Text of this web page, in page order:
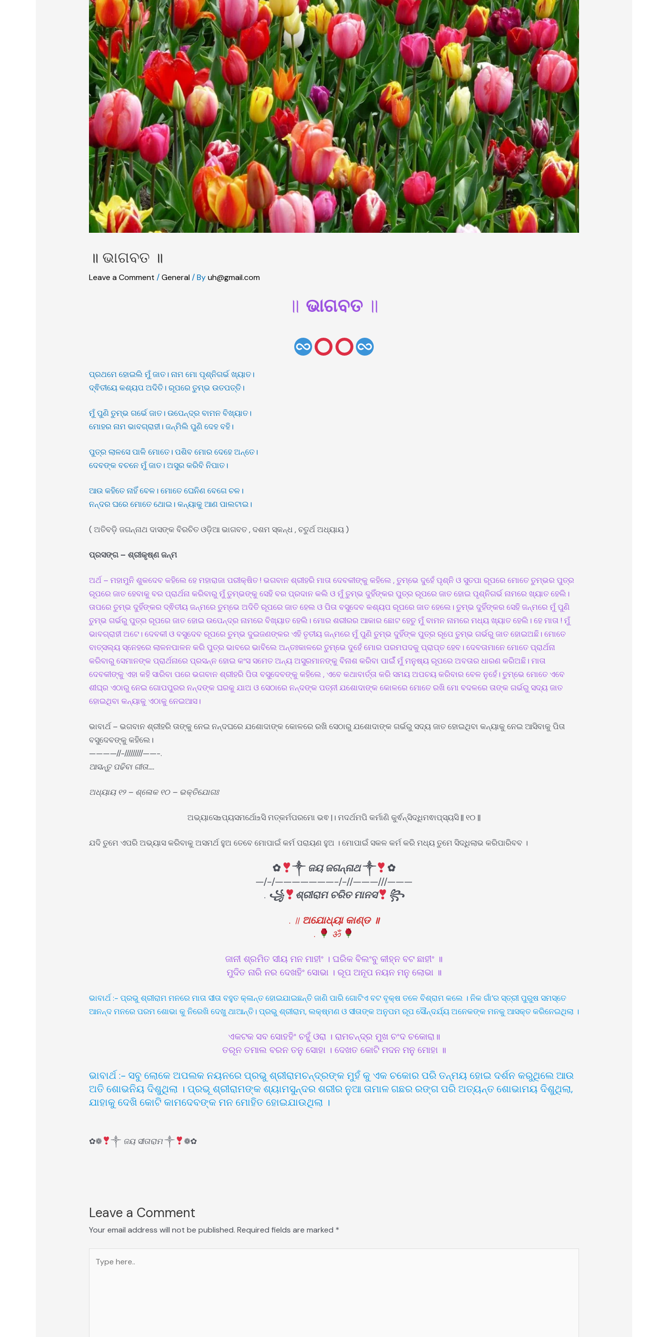
॥ ଭାଗବତ ॥
Leave a Comment /General / Byuh@gmail.com
॥ ଭାଗବତ॥
ପ୍ରଥମେ ହୋଇଲି ମୁଁ ଜାତ। ନାମ ମୋ ପୃଶ୍ନିଗର୍ଭ ଖ୍ୟାତ।
ଦ୍ଵିତୀୟେ କଶ୍ୟପ ଅଦିତି। ରୂପରେ ତୁମ୍ଭ ଉତପତ୍ତି।
ମୁଁ ପୁଣି ତୁମ୍ଭ ଗର୍ଭେ ଜାତ। ଉପେନ୍ଦ୍ର ବାମନ ବିଖ୍ୟାତ।
ମୋହର ନାମ ଭାବଗ୍ରାହୀ। ଜନ୍ମିଲି ପୁଣି ଦେହ ବହି।
ପୁତ୍ର ଲାଳସେ ପାଳି ମୋତେ। ପଶିବ ମୋର ଦେହେ ଅନ୍ତେ।
ଦେବଙ୍କ ବଚନେ ମୁଁ ଜାତ। ଅସୁର କରିବି ନିପାତ।
ଆଉ କହିତେ ନାହିଁ ବେଳ। ମୋତେ ଘେନିଣ ବେଗେ ଚଳ।
ନନ୍ଦର ଘରେ ମୋତେ ଥୋଇ। କନ୍ୟାକୁ ଆଣ ପାଲଟା‌ଇ।
( ଅତିବଡ଼ି ଜଗନ୍ନାଥ ଦାସଙ୍କ ବିରଚିତ ଓଡ଼ିଆ ଭାଗବତ , ଦଶମ ସ୍କନ୍ଧ , ଚତୁର୍ଥ ଅଧ୍ୟାୟ )
ପ୍ରସଙ୍ଗ – ଶ୍ରୀକୃଷ୍ଣ ଜନ୍ମ
ଅର୍ଥ – ମହାମୁନି ଶୁକଦେବ କହିଲେ ହେ ମହାରାଜା ପରୀକ୍ଷିତ ! ଭଗବାନ ଶ୍ରୀହରି ମାତା ଦେବକୀଙ୍କୁ କହିଲେ , ତୁମ୍ଭେ ଦୁହେଁ ପୃଶ୍ନି ଓ ସୁତପା ରୂପରେ ମୋତେ ତୁମ୍ଭର ପୁତ୍ର
ରୂପରେ ଜାତ ହେବାକୁ ବର ପ୍ରାର୍ଥନା କରିବାରୁ ମୁଁ ତୁମ୍ଭଙ୍କୁ ସେହି ବର ପ୍ରଦାନ କଲି ଓ ମୁଁ ତୁମ୍ଭ ଦୁହିଁଙ୍କର ପୁତ୍ର ରୂପରେ ଜାତ ହୋଇ ପୃଶ୍ନିଗର୍ଭ ନାମରେ ଖ୍ୟାତ ହେଲି।
ତାପରେ ତୁମ୍ଭ ଦୁହିଁଙ୍କର ଦ୍ଵିତୀୟ ଜନ୍ମରେ ତୁମ୍ଭେ ଅଦିତି ରୂପରେ ଜାତ ହେଲ ଓ ପିତା ବସୁଦେବ କଶ୍ୟପ ରୂପରେ ଜାତ ହେଲେ। ତୁମ୍ଭ ଦୁହିଁଙ୍କର ସେହି ଜନ୍ମରେ ମୁଁ ପୁଣି
ତୁମ୍ଭ ଗର୍ଭରୁ ପୁତ୍ର ରୂପରେ ଜାତ ହୋଇ ଉପେନ୍ଦ୍ର ନାମରେ ବିଖ୍ୟାତ ହେଲି। ମୋର ଶରୀରର ଆକାର ଛୋଟ ହେତୁ ମୁଁ ବାମନ ନାମରେ ମଧ୍ୟ ଖ୍ୟାତ ହେଲି। ହେ ମାତା ! ମୁଁ
ଭାବଗ୍ରାହୀ ଅଟେ। ଦେବକୀ ଓ ବସୁଦେବ ରୂପରେ ତୁମ୍ଭ ଦୁଇଜଣଙ୍କର ଏହି ତୃତୀୟ ଜନ୍ମରେ ମୁଁ ପୁଣି ତୁମ୍ଭ ଦୁହିଁଙ୍କ ପୁତ୍ର ରୂପେ ତୁମ୍ଭ ଗର୍ଭରୁ ଜାତ ହୋଇଅଛି। ମୋତେ
ବାତ୍ସଲ୍ୟ ସ୍ନେହରେ ଲାଳନପାଳନ କରି ପୁତ୍ର ଭାବରେ ଭାବିଲେ ଅନ୍ତଃକାଳରେ ତୁମ୍ଭେ ଦୁହେଁ ମୋର ପରମପଦକୁ ପ୍ରାପ୍ତ ହେବ। ଦେବତାମାନେ ମୋତେ ପ୍ରାର୍ଥନା
କରିବାରୁ ସେମାନଙ୍କ ପ୍ରାର୍ଥନାରେ ପ୍ରସନ୍ନ ହୋଇ କଂସ ସମେତ ଅନ୍ୟ ଅସୁରମାନଙ୍କୁ ବିନାଶ କରିବା ପାଇଁଁ ମୁଁ ମନୁଷ୍ୟ ରୂପରେ ଅବତାର ଧାରଣ କରିଅଛି। ମାତା
ଦେବକୀଙ୍କୁ ଏହା କହି ସାରିବା ପରେ ଭଗବାନ ଶ୍ରୀହରି ପିତା ବସୁଦେବଙ୍କୁ କହିଲେ , ଏବେ କଥାବାର୍ତ୍ତା କରି ସମୟ ଅପଚୟ କରିବାର ବେଳ ନୁହେଁ। ତୁମ୍ଭେ ମୋତେ ଏବେ
ଶୀଘ୍ର ଏଠାରୁ ନେଇ ଗୋପପୁରର ନନ୍ଦଙ୍କ ଘରକୁ ଯାଅ ଓ ସେଠାରେ ନନ୍ଦଙ୍କ ପତ୍ନୀ ଯଶୋଦାଙ୍କ କୋଳରେ ମୋତେ ରଖି ମୋ ବଦଳରେ ତାଙ୍କ ଗର୍ଭରୁ ସଦ୍ୟ ଜାତ
ହୋଇଥିବା କନ୍ୟାକୁ ଏଠାକୁ ନେଇଆସ।
ଭାବାର୍ଥ – ଭଗବାନ ଶ୍ରୀହରି ତାଙ୍କୁ ନେଇ ନନ୍ଦଘରେ ଯଶୋଦାଙ୍କ କୋଳରେ ରଖି ସେଠାରୁ ଯଶୋଦାଙ୍କ ଗର୍ଭରୁ ସଦ୍ୟ ଜାତ ହୋଇଥିବା କନ୍ୟାକୁ ନେଇ ଆସିବାକୁ ପିତା
ବସୁଦେବଙ୍କୁ କହିଲେ।
————//-/////////——-.
ଆସନ୍ତୁ ପଢିବା ଗୀତା….
ଅଧ୍ୟାୟ ୧୨ – ଶ୍ଳୋକ ୧୦ – ଭକ୍ତିଯୋଗଃ
ଅଭ୍ୟାସେ‌உପ୍ୟସମର୍ଥୋ‌உସି ମତ୍କର୍ମପରମୋ ଭଵ |। ମଦର୍ଥମପି କର୍ମାଣି କୁର୍ଵନ୍ସିଦ୍ଧିମଵାପ୍ସ୍ୟସି || ୧୦ ||
ଯଦି ତୁମେ ଏପରି ଅଭ୍ୟାସ କରିବାକୁ ଅସମର୍ଥ ହୁଅ ତେବେ ମୋପାଇଁ କର୍ମ ପରାୟଣ ହୁଅ । ମୋପାଇଁ ସକଳ କର୍ମ କରି ମଧ୍ୟ ତୁମେ ସିଦ୍ଧିଲାଭ କରିପାରିବବ ।
✿ ༒ ଜୟ ଜଗନ୍ନାଥ༒
✿
—/-/———————-/-//———///———
. ꧁ ଶ୍ରୀରାମ ଚରିତ ମାନସ
꧂
. ॥ ଅଯୋଧ୍ୟା କାଣ୍ଡ ॥
.
ॐ
ଜାନୀ ଶ୍ରମିତ ସୀୟ ମନ ମାହୀଂ । ଘରିକ ବିଲଂବୁ କୀହ୍ନ ବଟ ଛାହୀଂ ॥
ମୁଦିତ ନାରି ନର ଦେଖହିଂ ସୋଭା । ରୂପ ଅନୂପ ନୟନ ମନୁ ଲୋଭା ॥
ଭାବାର୍ଥ :- ପ୍ରଭୁ ଶ୍ରୀରାମ ମନରେ ମାତା ସୀତା ବହୁତ କ୍ଳାନ୍ତ ହୋଇଯାଇଛନ୍ତି ଜାଣି ପାରି ଗୋଟିଏ ବଟ ବୃକ୍ଷ ତଳେ ବିଶ୍ରାମ କଲେ । ନିକ ଗାଁ’ର ସ୍ତ୍ରୀ ପୁରୁଷ ସମସ୍ତେ
ଆନନ୍ଦ ମନରେ ପରମ ଶୋଭା କୁ ନିରେଖି ଦେଖୁ ଥାଆନ୍ତି। ପ୍ରଭୁ ଶ୍ରୀରାମ, ଲକ୍ଷ୍ମଣ ଓ ସୀତାଙ୍କ ଅନୁପମ ରୂପ ସୌନ୍ଦର୍ଯ୍ୟ ଅନେକଙ୍କ ମନକୁ ଆସକ୍ତ କରିନେଇଥିଲା ।
ଏକଟକ ସବ ସୋହହିଂ ଚହୁଁ ଓରା । ରାମଚନ୍ଦ୍ର ମୁଖ ଚଂଦ ଚକୋରା॥
ତରୂନ ତମାଲ ବରନ ତନୁ ସୋହା । ଦେଖତ କୋଟି ମଦନ ମନୁ ମୋହା ॥
ଭାବାର୍ଥ :- ସବୁ ଲୋକେ ଅପଲକ ନୟନରେ ପ୍ରଭୁ ଶ୍ରୀରାମଚନ୍ଦ୍ରଙ୍କ ମୁହଁ କୁ ଏକ ଚକୋର ପରି ତନ୍ମୟ ହୋଇ ଦର୍ଶନ କରୁଥିଲେ ଆଉ
ଅତି ଶୋଭନିୟ ଦିଶୁଥିଲା । ପ୍ରଭୂ ଶ୍ରୀରାମଙ୍କ ଶ୍ୟାମସୁନ୍ଦର ଶରୀର ନୁଆ ତାମାଳ ଗଛର ରଙ୍ଗ ପରି ଅତ୍ୟନ୍ତ ଶୋଭାମୟ ଦିଶୁଥିଲା,
ଯାହାକୁ ଦେଖି କୋଟି କାମଦେବଙ୍କ ମନ ମୋହିତ ହୋଇଯାଉଥିଲା ।
✿❁
༒ ଜୟ ସୀତାରାମ༒ ❁✿
Leave a Comment
Your email address will not be published. Required fields are marked *
here..